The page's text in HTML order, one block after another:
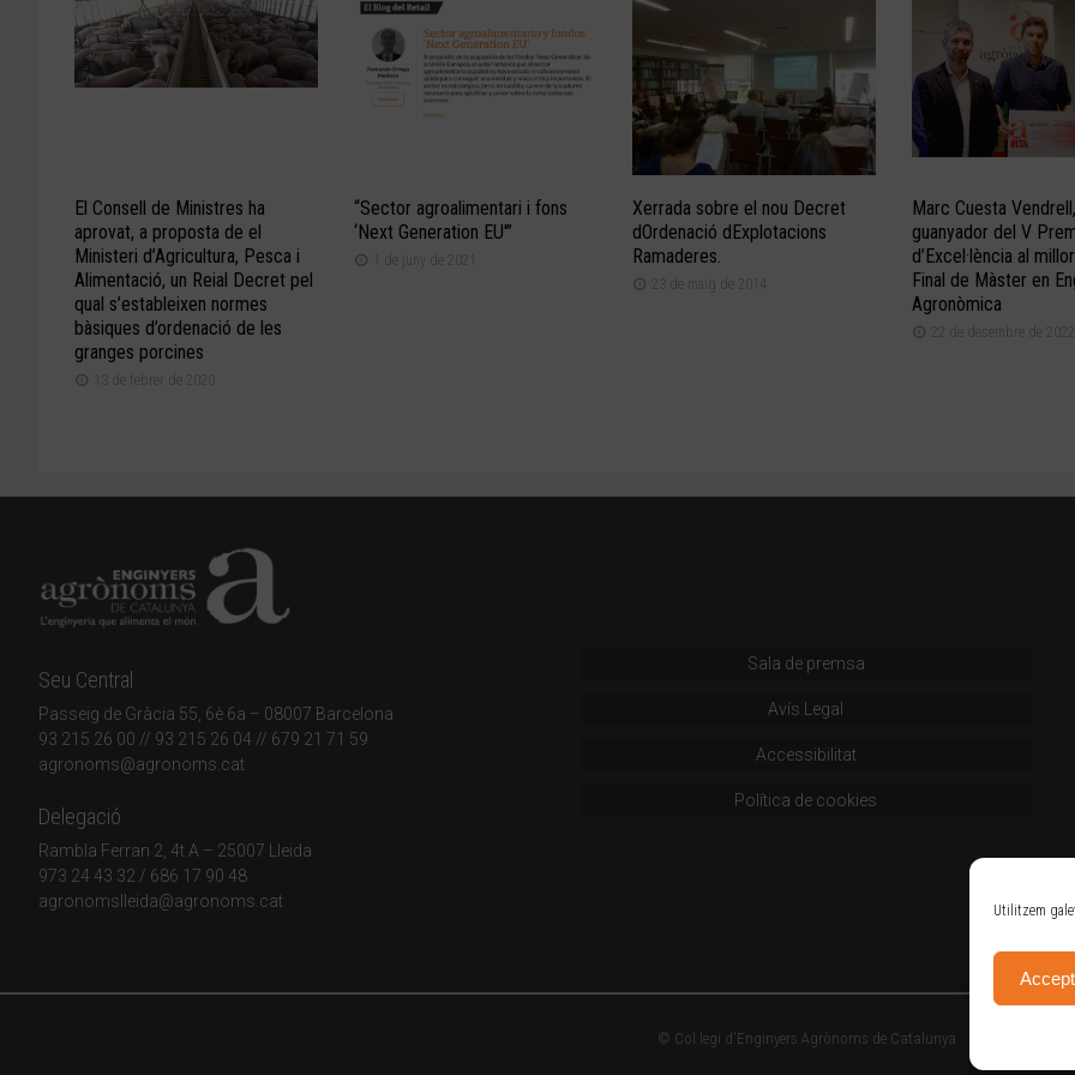
Utilitzem
El Consell de Ministres ha
aprovat, a proposta de el
Ministeri d’Agricultura, Pesca i
Alimentació, un Reial Decret pel
qual s’estableixen normes
bàsiques d’ordenació de les
granges porcines
13 de febrer de 2020
“Sector agroalimentari i fons
‘Next Generation EU'”
1 de juny de 2021
Xerrada sobre el nou Decret
dOrdenació dExplotacions
Ramaderes.
23 de maig de 2014
Marc Cuesta Vendrell,
guanyador del V
d’Excel·lència al
Final de Màster en
Agronòmica
22 de desembre de 2022
Seu Central
Passeig de Gràcia 55, 6è 6a – 08007 Barcelona
93 215 26 00 // 93 215 26 04 // 679 21 71 59
agronoms@agronoms.cat
Delegació
Rambla Ferran 2, 4t A – 25007 Lleida
973 24 43 32 / 686 17 90 48
agronomslleida@agronoms.cat
Sala de premsa
Avís Legal
Accessibilitat
Política de cookies
© Col·legi d'Enginyers Agrònoms de Catalunya